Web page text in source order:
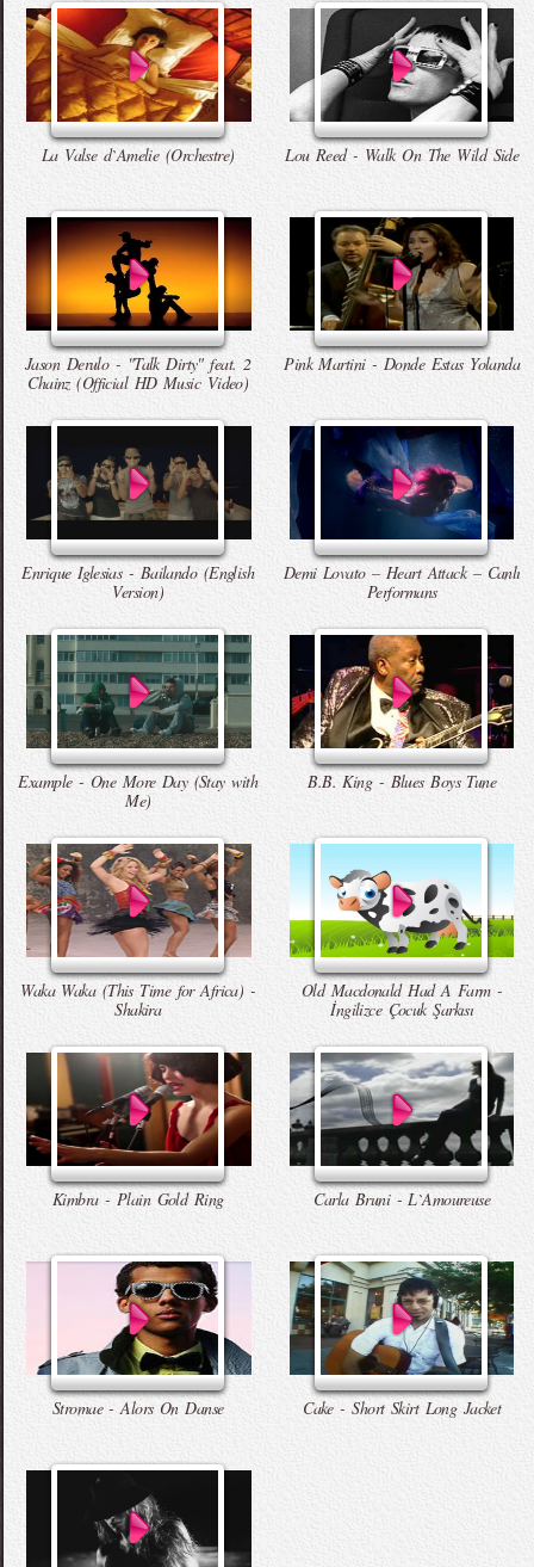
La Valse d`Amelie (Orchestre) Lou Reed - Walk On The Wild Side
Jason Derulo - "Talk Dirty" feat. 2
Chainz (Official HD Music Video)
Pink Martini - Donde Estas Yolanda
Enrique Iglesias - Bailando (English
Version)
Demi Lovato – Heart Attack – Canlı
Performans
Example - One More Day (Stay with
Me)
B.B. King - Blues Boys Tune
Waka Waka (This Time for Africa) -
Shakira
Old Macdonald Had A Farm -
İngilizce Çocuk Şarkısı
Kimbra - Plain Gold Ring Carla Bruni - L`Amoureuse
Stromae - Alors On Danse Cake - Short Skirt Long Jacket